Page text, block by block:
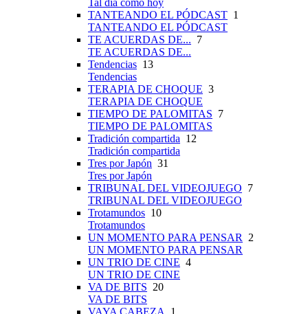
Tal día como hoy
TANTEANDO EL PÓDCAST 1
TANTEANDO EL PÓDCAST
TE ACUERDAS DE... 7
TE ACUERDAS DE...
Tendencias 13
Tendencias
TERAPIA DE CHOQUE 3
TERAPIA DE CHOQUE
TIEMPO DE PALOMITAS 7
TIEMPO DE PALOMITAS
Tradición compartida 12
Tradición compartida
Tres por Japón 31
Tres por Japón
TRIBUNAL DEL VIDEOJUEGO 7
TRIBUNAL DEL VIDEOJUEGO
Trotamundos 10
Trotamundos
UN MOMENTO PARA PENSAR
2
UN MOMENTO PARA PENSAR
UN TRIO DE CINE 4
UN TRIO DE CINE
VA DE BITS 20
VA DE BITS